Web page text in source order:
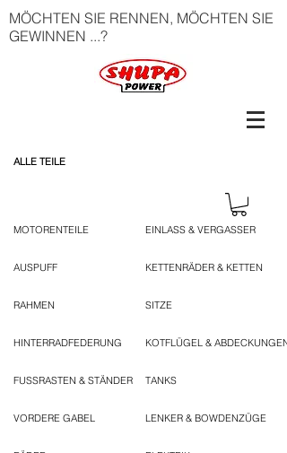
MÖCHTEN SIE RENNEN, MÖCHTEN SIE
GEWINNEN ...?
ALLE TEILE
MOTORENTEILE
AUSPUFF
RAHMEN
HINTERRADFEDERUNG
FUSSRASTEN & STÄNDER
VORDERE GABEL
EINLASS & VERGASSER
KETTENRÄDER & KETTEN
SITZE
KOTFLÜGEL & ABDECKUNGEN
TANKS
LENKER & BOWDENZÜGE